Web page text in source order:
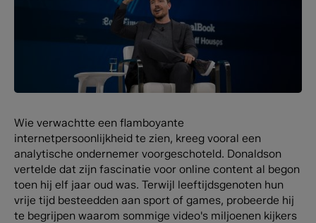
Wie verwachtte een flamboyante
internetpersoonlijkheid te zien, kreeg vooral een
analytische ondernemer voorgeschoteld. Donaldson
vertelde dat zijn fascinatie voor online content al begon
toen hij elf jaar oud was. Terwijl leeftijdsgenoten hun
vrije tijd besteedden aan sport of games, probeerde hij
te begrijpen waarom sommige video's miljoenen kijkers